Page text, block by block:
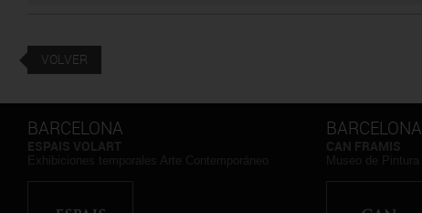
VOLVER
BARCELONA BARCELONA